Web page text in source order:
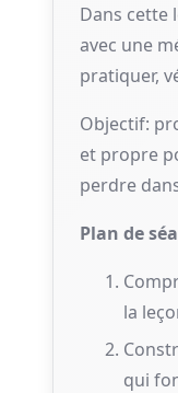
Dans cette
avec une
pratiquer,
Objectif:
et propre
perdre
Plan de
la
qui